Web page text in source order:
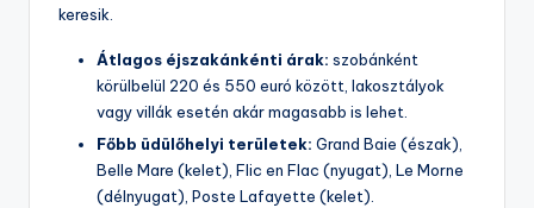
keresik.
Átlagos éjszakánkénti árak: szobánként
körülbelül 220 és 550 euró között, lakosztályok
vagy villák esetén akár magasabb is lehet.
Főbb üdülőhelyi területek: Grand Baie (észak),
Belle Mare (kelet), Flic en Flac (nyugat), Le Morne
(délnyugat), Poste Lafayette (kelet).